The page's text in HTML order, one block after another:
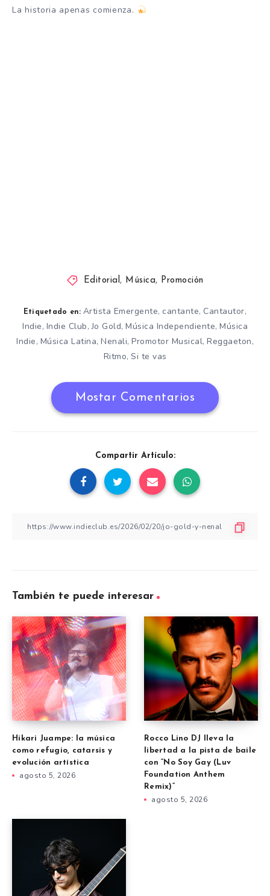
La historia apenas comienza.
Editorial, Música, Promoción
Etiquetado en: Artista Emergente, cantante, Cantautor,
Indie, Indie Club,Jo Gold, Música Independiente, Música
Indie, Música Latina, Nenali, Promotor Musical, Reggaeton,
Ritmo, Si te vas
Mostar Comentarios
Compartir Artículo:
También te puede interesar
Hikari Juampe: la música
como refugio, catarsis y
evolución artística
agosto 5, 2026
Rocco Lino DJ lleva la
libertad a la pista de baile
con “No Soy Gay (Luv
Foundation Anthem
Remix)”
agosto 5, 2026